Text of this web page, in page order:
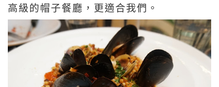
高級的帽子餐廳，更適合我們。